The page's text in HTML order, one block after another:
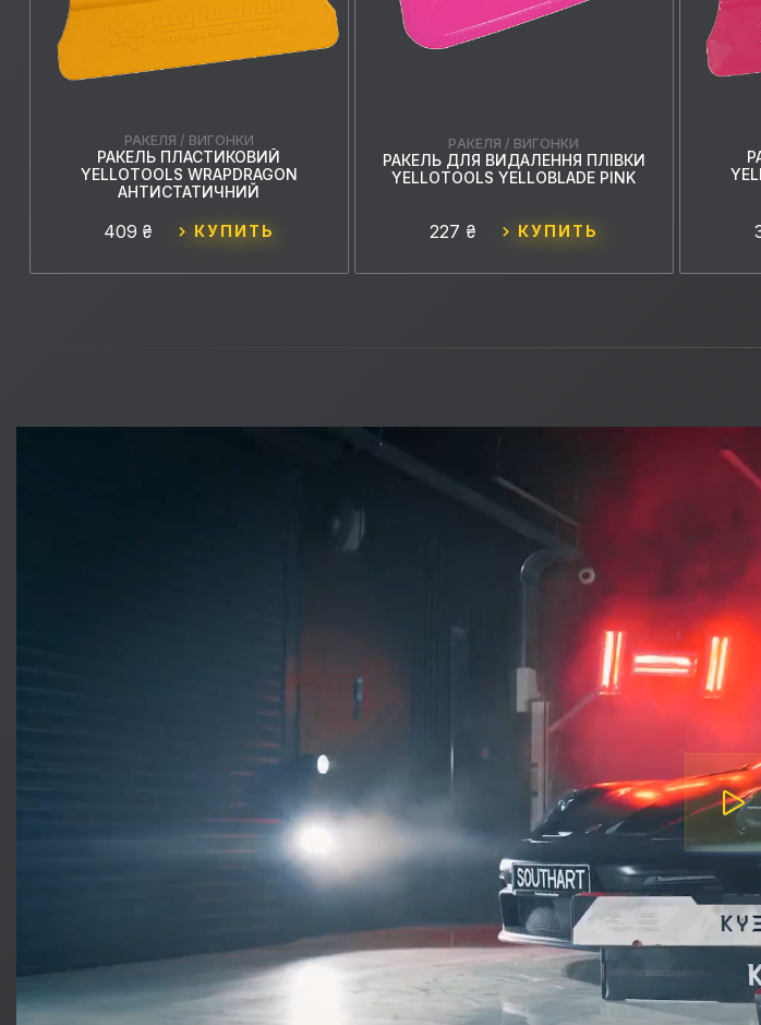
РАКЕЛЯ / ВИГОНКИ
РАКЕЛЬ ПЛАСТИКОВИЙ
YELLOTOOLS WRAPDRAGON
АНТИСТАТИЧНИЙ
409 ₴ КУПИТЬ
РАКЕЛЯ / ВИГОНКИ
РАКЕЛЬ ДЛЯ ВИДАЛЕННЯ ПЛІВКИ
YELLOTOOLS YELLOBLADE PINK
227 ₴ КУПИТЬ